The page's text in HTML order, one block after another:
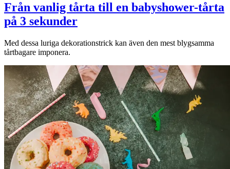
Från vanlig tårta till en babyshower-tårta
på 3 sekunder
Med dessa luriga dekorationstrick kan även den mest blygsamma
tårtbagare imponera.